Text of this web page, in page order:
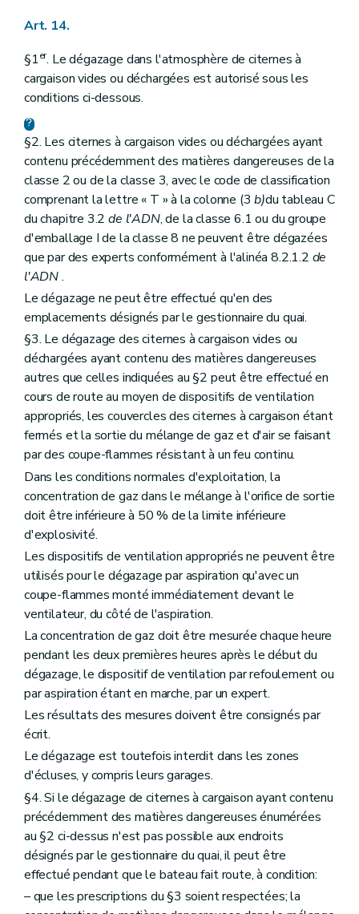
Art. 14.
§1er. Le dégazage dans l'atmosphère de citernes à
cargaison vides ou déchargées est autorisé sous les
conditions ci-dessous.
§2. Les citernes à cargaison vides ou déchargées ayant
contenu précédemment des matières dangereuses de la
classe 2 ou de la classe 3, avec le code de classification
comprenant la lettre « T » à la colonne (3b)du tableau C
du chapitre 3.2de l'ADN, de la classe 6.1 ou du groupe
d'emballage I de la classe 8 ne peuvent être dégazées
que par des experts conformément à l'alinéa 8.2.1.2 de
l'ADN.
Le dégazage ne peut être effectué qu'en des
emplacements désignés par le gestionnaire du quai.
§3. Le dégazage des citernes à cargaison vides ou
déchargées ayant contenu des matières dangereuses
autres que celles indiquées au §2 peut être effectué en
cours de route au moyen de dispositifs de ventilation
appropriés, les couvercles des citernes à cargaison étant
fermés et la sortie du mélange de gaz et d'air se faisant
par des coupe-flammes résistant à un feu continu.
Dans les conditions normales d'exploitation, la
concentration de gaz dans le mélange à l'orifice de sortie
doit être inférieure à 50 % de la limite inférieure
d'explosivité.
Les dispositifs de ventilation appropriés ne peuvent être
utilisés pour le dégazage par aspiration qu'avec un
coupe-flammes monté immédiatement devant le
ventilateur, du côté de l'aspiration.
La concentration de gaz doit être mesurée chaque heure
pendant les deux premières heures après le début du
dégazage, le dispositif de ventilation par refoulement ou
par aspiration étant en marche, par un expert.
Les résultats des mesures doivent être consignés par
écrit.
Le dégazage est toutefois interdit dans les zones
d'écluses, y compris leurs garages.
§4. Si le dégazage de citernes à cargaison ayant contenu
précédemment des matières dangereuses énumérées
au §2 ci-dessus n'est pas possible aux endroits
désignés par le gestionnaire du quai, il peut être
effectué pendant que le bateau fait route, à condition:
– que les prescriptions du §3 soient respectées; la